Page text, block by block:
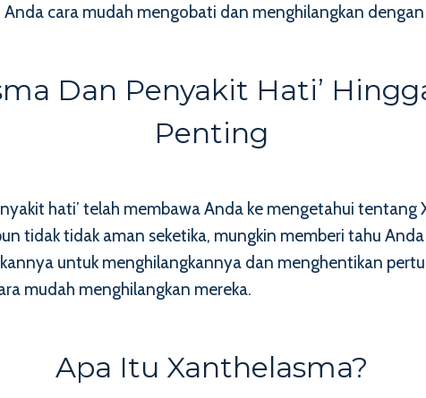
cara mudah mengobati dan menghilangkan
Dan Penyakit Hati’
Penting
hati’ telah membawa Anda ke mengetahui tentang
tidak tidak aman seketika, mungkin memberi tahu
untuk menghilangkannya dan menghentikan
mudah menghilangkan mereka.
Apa Itu Xanthelasma?